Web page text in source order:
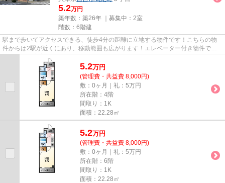
5.2万円
築年数：築26年 ｜募集中： 2室
階数：6階建
駅まで歩いてアクセスできる、徒歩4分の距離に立地する物件です！こちらの物
件からは2駅が近くにあり、移動範囲も広がります！エレベーター付き物件で
す！設備が充実したマンションタ...
5.2万円
(管理費・共益費 8,000円)
敷：0ヶ月｜礼：5万円
所在階：4階
間取り：1K
面積：22.28㎡
5.2万円
(管理費・共益費 8,000円)
敷：0ヶ月｜礼：5万円
所在階：6階
間取り：1K
面積：22.28㎡